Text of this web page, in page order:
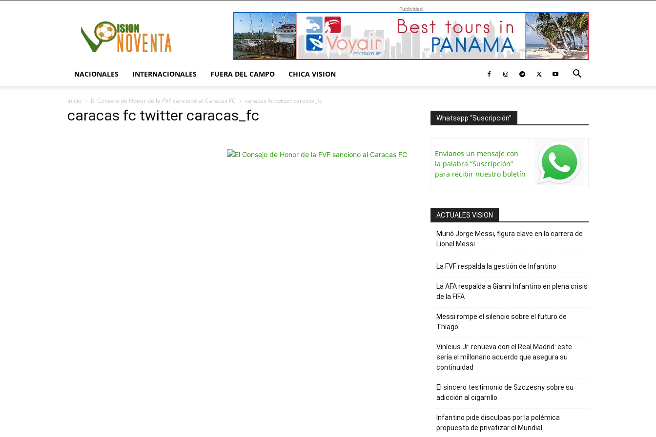
Publicidad
NACIONALES INTERNACIONALES FUERA DEL CAMPO CHICA VISION
Inicio El Consejo de Honor de la FVF sancionó al Caracas FC caracas fc twitter caracas_fc
caracas fc twitter caracas_fc Whatsapp “Suscripción”
Envíanos un mensaje con
la palabra “Suscripción”
para recibir nuestro boletín
ACTUALES VISION
Murió Jorge Messi, figura clave en la carrera de
Lionel Messi
La FVF respalda la gestión de Infantino
La AFA respalda a Gianni Infantino en plena crisis
de la FIFA
Messi rompe el silencio sobre el futuro de
Thiago
Vinícius Jr. renueva con el Real Madrid: este
sería el millonario acuerdo que asegura su
continuidad
El sincero testimonio de Szczesny sobre su
adicción al cigarrillo
Infantino pide disculpas por la polémica
propuesta de privatizar el Mundial